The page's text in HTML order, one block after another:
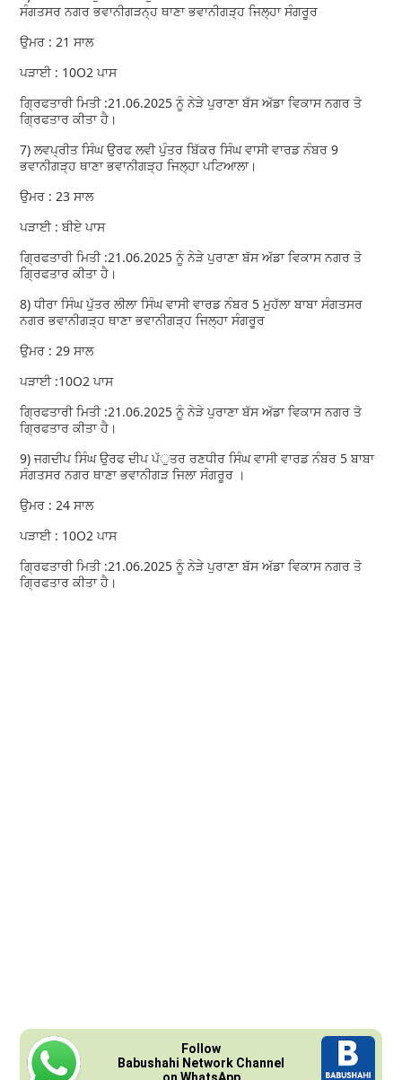
ਸੰਗਤਸਰ ਨਗਰ ਭਵਾਨੀਗੜਨ੍ਹ ਥਾਣਾ ਭਵਾਨੀਗੜ੍ਹ ਜਿਲ੍ਹਾ ਸੰਗਰੂਰ
ਉਮਰ : 21 ਸਾਲ
ਪੜਾਈ : 10O2 ਪਾਸ
ਗ੍ਰਿਫਤਾਰੀ ਮਿਤੀ :21.06.2025 ਨੂੰ ਨੇੜੇ ਪੁਰਾਣਾ ਬੱਸ ਅੱਡਾ ਵਿਕਾਸ ਨਗਰ ਤੋ
ਗ੍ਰਿਫਤਾਰ ਕੀਤਾ ਹੈ।
7) ਲਵਪ੍ਰੀਤ ਸਿੰਘ ਉਰਫ ਲਵੀ ਪੁੰਤਰ ਬਿੱਕਰ ਸਿੰਘ ਵਾਸੀ ਵਾਰਡ ਨੰਬਰ 9
ਭਵਾਨੀਗੜ੍ਹ ਥਾਣਾ ਭਵਾਨੀਗੜ੍ਹ ਜਿਲ੍ਹਾ ਪਟਿਆਲਾ।
ਉਮਰ : 23 ਸਾਲ
ਪੜਾਈ : ਬੀਏ ਪਾਸ
ਗ੍ਰਿਫਤਾਰੀ ਮਿਤੀ :21.06.2025 ਨੂੰ ਨੇੜੇ ਪੁਰਾਣਾ ਬੱਸ ਅੱਡਾ ਵਿਕਾਸ ਨਗਰ ਤੋ
ਗ੍ਰਿਫਤਾਰ ਕੀਤਾ ਹੈ।
8) ਧੀਰਾ ਸਿੰਘ ਪੁੱਤਰ ਲੀਲਾ ਸਿੰਘ ਵਾਸੀ ਵਾਰਡ ਨੰਬਰ 5 ਮੁਹੱਲਾ ਬਾਬਾ ਸੰਗਤਸਰ
ਨਗਰ ਭਵਾਨੀਗੜ੍ਹ ਥਾਣਾ ਭਵਾਨੀਗੜ੍ਹ ਜਿਲ੍ਹਾ ਸੰਗਰੂਰ
ਉਮਰ : 29 ਸਾਲ
ਪੜਾਈ :10O2 ਪਾਸ
ਗ੍ਰਿਫਤਾਰੀ ਮਿਤੀ :21.06.2025 ਨੂੰ ਨੇੜੇ ਪੁਰਾਣਾ ਬੱਸ ਅੱਡਾ ਵਿਕਾਸ ਨਗਰ ਤੋ
ਗ੍ਰਿਫਤਾਰ ਕੀਤਾ ਹੈ।
9) ਜਗਦੀਪ ਸਿੰਘ ਉਰਫ ਦੀਪ ਪੱੁਤਰ ਰਣਧੀਰ ਸਿੰਘ ਵਾਸੀ ਵਾਰਡ ਨੰਬਰ 5 ਬਾਬਾ
ਸੰਗਤਸਰ ਨਗਰ ਥਾਣਾ ਭਵਾਨੀਗੜ ਜਿਲਾ ਸੰਗਰੂਰ ।
ਉਮਰ : 24 ਸਾਲ
ਪੜਾਈ : 10O2 ਪਾਸ
ਗ੍ਰਿਫਤਾਰੀ ਮਿਤੀ :21.06.2025 ਨੂੰ ਨੇੜੇ ਪੁਰਾਣਾ ਬੱਸ ਅੱਡਾ ਵਿਕਾਸ ਨਗਰ ਤੋ
ਗ੍ਰਿਫਤਾਰ ਕੀਤਾ ਹੈ।
Follow
Babushahi Network Channel
on WhatsApp